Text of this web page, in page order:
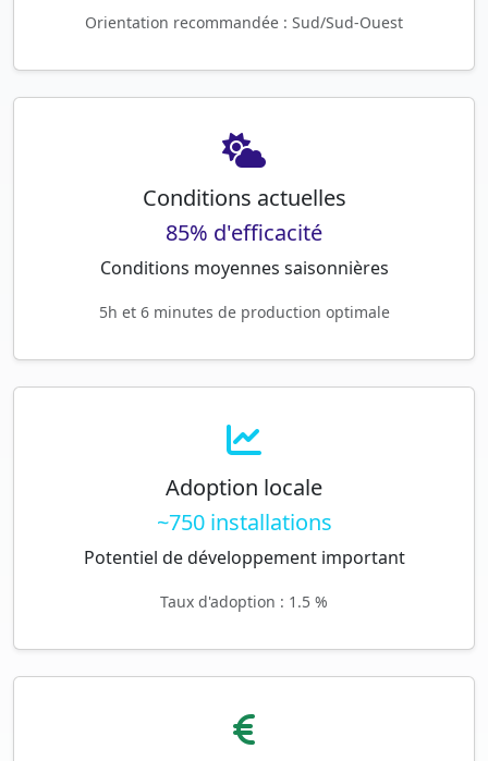
Orientation recommandée : Sud/Sud-Ouest
Conditions actuelles
85% d'efficacité
Conditions moyennes saisonnières
5h et 6 minutes de production optimale
Adoption locale
~750 installations
Potentiel de développement important
Taux d'adoption : 1.5 %